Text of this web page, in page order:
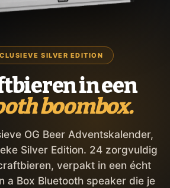
SILVER EDITION
in een
boombox.
OG Beer Adventskalender,
Silver Edition. 24 zorgvuldig
verpakt in een écht
a Box Bluetooth speaker die je